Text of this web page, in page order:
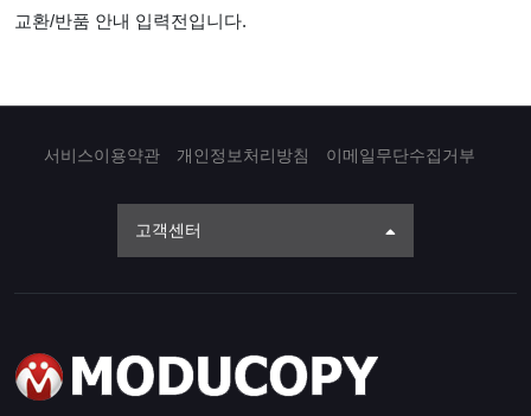
교환/반품 안내 입력전입니다.
서비스이용약관 개인정보처리방침 이메일무단수집거부
고객센터